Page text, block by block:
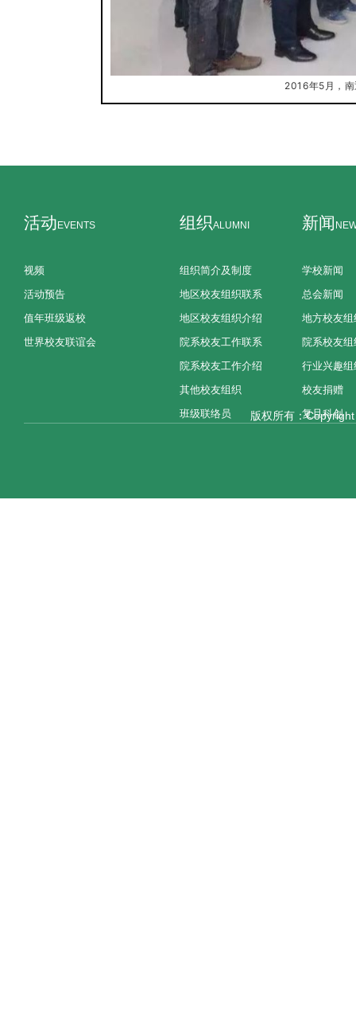
2016年5月，
活动 EVENTS
视频
活动预告
值年班级返校
世界校友联谊会
组织ALUMNI
组织简介及制度
地区校友组织联系
地区校友组织介绍
院系校友工作联系
院系校友工作介绍
其他校友组织
班级联络员
新闻
学校新闻
总会新闻
地方校友组
院系校友组
行业兴趣组
校友捐赠
复旦科创
版权所有：